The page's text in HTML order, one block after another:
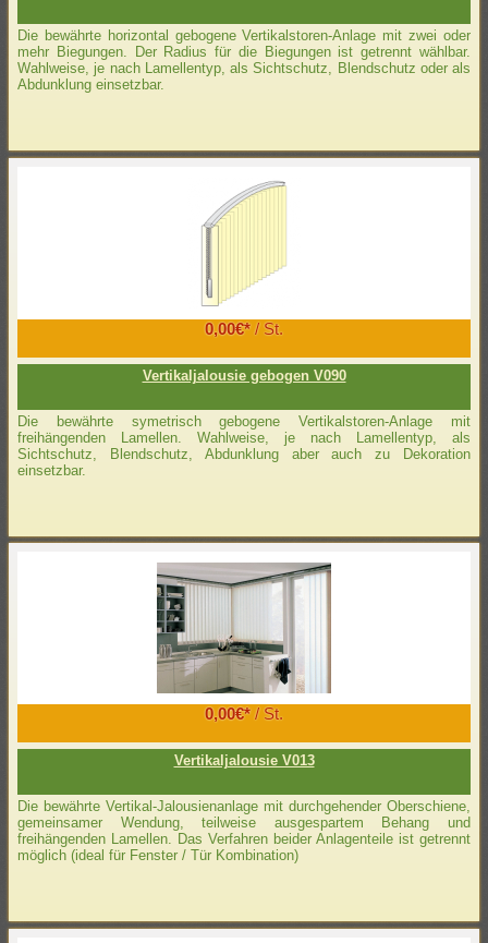
Die bewährte horizontal gebogene Vertikalstoren-Anlage mit zwei oder
mehr Biegungen. Der Radius für die Biegungen ist getrennt wählbar.
Wahlweise, je nach Lamellentyp, als Sichtschutz, Blendschutz oder als
Abdunklung einsetzbar.
0,00€*/ St.
Vertikaljalousie gebogen V090
Die bewährte symetrisch gebogene Vertikalstoren-Anlage mit
freihängenden Lamellen. Wahlweise, je nach Lamellentyp, als
Sichtschutz, Blendschutz, Abdunklung aber auch zu Dekoration
einsetzbar.
0,00€*/ St.
Vertikaljalousie V013
Die bewährte Vertikal-Jalousienanlage mit durchgehender Oberschiene,
gemeinsamer Wendung, teilweise ausgespartem Behang und
freihängenden Lamellen. Das Verfahren beider Anlagenteile ist getrennt
möglich (ideal für Fenster / Tür Kombination)